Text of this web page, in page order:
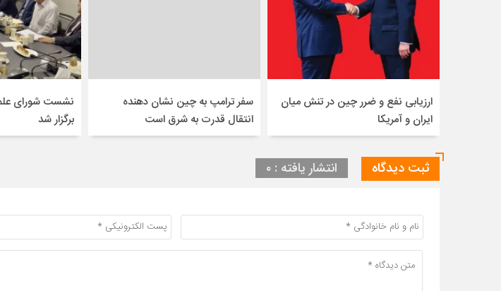
ارزیابی نفع و ضرر چین در تنش میان
ایران و آمریکا
سفر ترامپ به چین نشان دهنده
انتقال قدرت به شرق است
نشست شورای
برگزار شد
ثبت دیدگاه انتشار یافته : ۰